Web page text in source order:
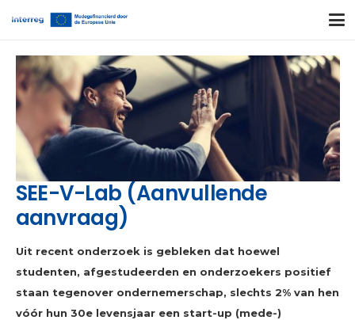
SEE-V-Lab (Aanvullende
aanvraag)
Uit recent onderzoek is gebleken dat hoewel
studenten, afgestudeerden en onderzoekers positief
staan tegenover ondernemerschap, slechts 2% van hen
vóór hun 30e levensjaar een start-up (mede-)